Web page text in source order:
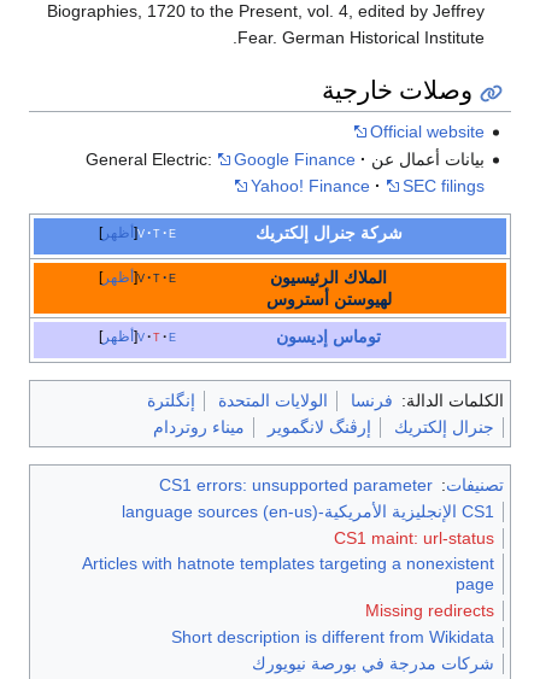
Biographies, 1720 to the Present, vol. 4, edited by Jeffrey
Fear. German Historical Institute.
وصلات خارجية
Official website
بيانات أعمال عن General Electric:
Google Finance
Yahoo! Finance
SEC filings
أظهر v t e شركة جنرال إلكتريك
أظهر v t e
الملاك الرئيسيون
لهيوستن أستروس
أظهر v t e توماس إديسون
الكلمات الدالة: فرنسا الولايات المتحدة
إنگلترة
جنرال إلكتريك
إرڤنگ لانگموير ميناء روتردام
تصنيفات:
CS1 errors: unsupported parameter
CS1 الإنجليزية الأمريكية-language sources (en-us)
CS1 maint: url-status
Articles with hatnote templates targeting a nonexistent
page
Missing redirects
Short description is different from Wikidata
شركات مدرجة في بورصة نيويورك